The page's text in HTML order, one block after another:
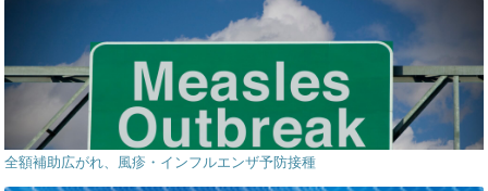
全額補助広がれ、風疹・インフルエンザ予防接種